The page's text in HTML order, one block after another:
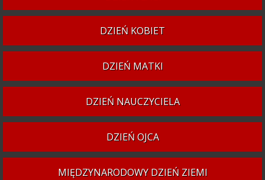
DZIEŃ KOBIET
DZIEŃ MATKI
DZIEŃ NAUCZYCIELA
DZIEŃ OJCA
MIĘDZYNARODOWY DZIEŃ ZIEMI